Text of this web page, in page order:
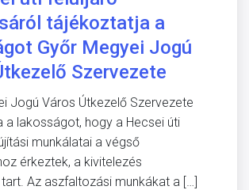
tájékoztatja a
Győr Megyei Jogú
Szervezete
Jogú Város Útkezelő Szervezete
a lakosságot, hogy a Hecsei úti
munkálatai a végső
érkeztek, a kivitelezés
Az aszfaltozási munkákat a […]